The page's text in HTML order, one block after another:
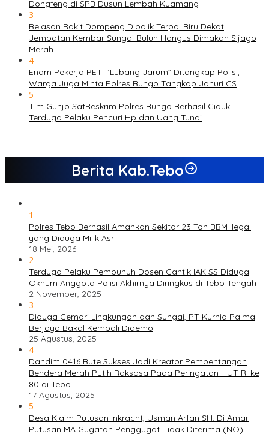
Dongfeng di SPB Dusun Lembah Kuamang
3
Belasan Rakit Dompeng Dibalik Terpal Biru Dekat
Jembatan Kembar Sungai Buluh Hangus Dimakan Sijago
Merah
4
Enam Pekerja PETI “Lubang Jarum” Ditangkap Polisi,
Warga Juga Minta Polres Bungo Tangkap Januri CS
5
Tim Gunjo SatReskrim Polres Bungo Berhasil Ciduk
Terduga Pelaku Pencuri Hp dan Uang Tunai
Berita Kab.Tebo
1
Polres Tebo Berhasil Amankan Sekitar 23 Ton BBM Ilegal
yang Diduga Milik Asri
18 Mei, 2026
2
Terduga Pelaku Pembunuh Dosen Cantik IAK SS Diduga
Oknum Anggota Polisi Akhirnya Diringkus di Tebo Tengah
2 November, 2025
3
Diduga Cemari Lingkungan dan Sungai, PT Kurnia Palma
Berjaya Bakal Kembali Didemo
25 Agustus, 2025
4
Dandim 0416 Bute Sukses Jadi Kreator Pembentangan
Bendera Merah Putih Raksasa Pada Peringatan HUT RI ke
80 di Tebo
17 Agustus, 2025
5
Desa Klaim Putusan Inkracht, Usman Arfan SH: Di Amar
Putusan MA Gugatan Penggugat Tidak Diterima (NO)